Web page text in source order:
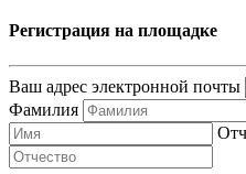
Регистрация на площадке
Ваш адрес электронной почты
Фамилия